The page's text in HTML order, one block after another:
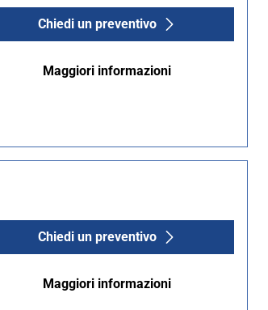
Chiedi un preventivo
Maggiori informazioni
Chiedi un preventivo
Maggiori informazioni